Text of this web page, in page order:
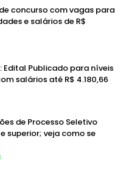
de concurso com vagas para
e salários de R$
Edital Publicado para níveis
salários até R$ 4.180,66
de Processo Seletivo
superior; veja como se